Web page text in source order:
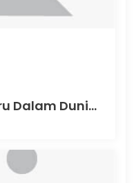
Perkembangan Terbaru Dalam Dunia Politik Australia